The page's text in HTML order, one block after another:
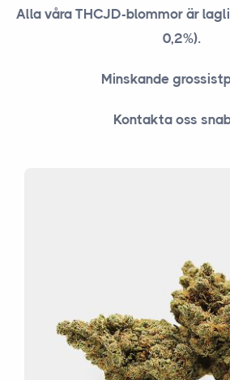
Alla våra THCJD-blommor är
0,2%).
Minskande
Kontakta oss